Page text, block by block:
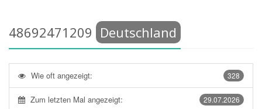
48692471209 Deutschland
328
Wie oft angezeigt:
29.07.2026
Zum letzten Mal angezeigt: